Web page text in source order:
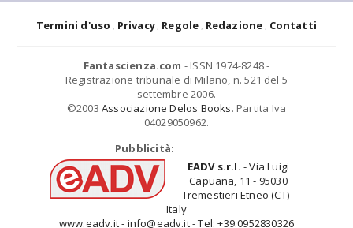
Termini d'uso Privacy Regole Redazione Contatti
Fantascienza.com - ISSN 1974-8248 -
Registrazione tribunale di Milano, n. 521 del 5
settembre 2006.
©2003 Associazione Delos Books. Partita Iva
04029050962.
Pubblicità:
EADV s.r.l. - Via Luigi
Capuana, 11 - 95030
Tremestieri Etneo (CT) -
Italy
www.eadv.it - info@eadv.it - Tel: +39.0952830326